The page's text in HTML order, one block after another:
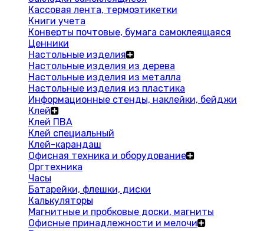
Кассовая лента, термоэтикетки
Книги учета
Конверты почтовые, бумага самоклеящаяся
Ценники
Настольные изделия
Настольные изделия из дерева
Настольные изделия из металла
Настольные изделия из пластика
Информационные стенды, наклейки, бейджи
Клей
Клей ПВА
Клей специальный
Клей-карандаш
Офисная техника и оборудование
Оргтехника
Часы
Батарейки, флешки, диски
Калькуляторы
Магнитные и пробковые доски, магниты
Офисные принадлежности и мелочи